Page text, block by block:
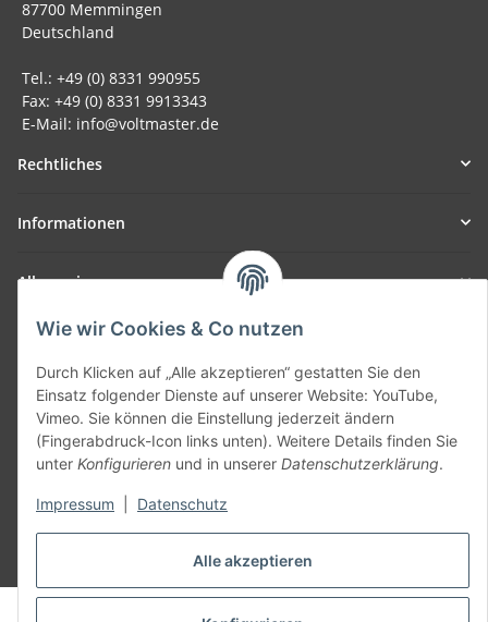
Alle akzeptieren
Wie wir Cookies & Co nutzen
Durch Klicken auf „Alle akzeptieren“ gestatten Sie den
Einsatz folgender Dienste auf unserer Website: YouTube,
Vimeo. Sie können die Einstellung jederzeit ändern
(Fingerabdruck-Icon links unten). Weitere Details finden Sie
unter Konfigurieren und in unserer Datenschutzerklärung.
Impressum Datenschutz
87700 Memmingen
Deutschland
Tel.: +49 (0) 8331 990955
Fax: +49 (0) 8331 9913343
E-Mail: info@voltmaster.de
Rechtliches
Informationen
Allgemein
Teil unseres Netzwerks:
SmoliTec - Safety. Simplified. Worldwide. ( B2B Shop )
Vertrag widerrufen
* Alle Preise inkl. gesetzlicher USt., zzgl.Versand
© voltmaster.de